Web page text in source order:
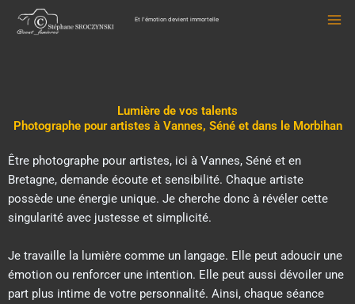
Aller
Et l'émotion devient immortelle
Lumière de vos talents
Photographe pour artistes à Vannes, Séné et dans le Morbihan
Être photographe pour artistes, ici à Vannes, Séné et en
Bretagne, demande écoute et sensibilité. Chaque artiste
possède une énergie unique. Je cherche donc à révéler cette
singularité avec justesse et simplicité.
Je travaille la lumière comme un langage. Elle peut adoucir une
émotion ou renforcer une intention. Elle peut aussi dévoiler une
part plus intime de votre personnalité. Ainsi, chaque séance